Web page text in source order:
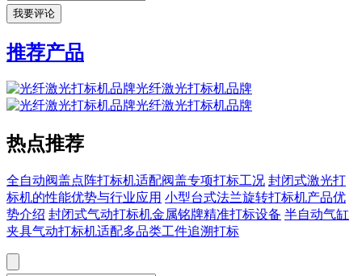
推荐产品
光纤激光打标机品牌
光纤激光打标机品牌
热点推荐
全自动阀盖点阵打标机适配阀盖专项打标工况 封闭式激光打
标机的性能优势与行业应用 小型台式法兰旋转打标机产品优
势介绍 封闭式气动打标机金属铭牌精准打标设备 半自动气缸
夹具气动打标机适配多品类工件追溯打标